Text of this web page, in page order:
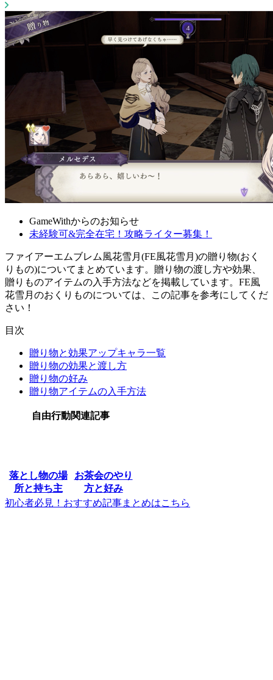
GameWithからのお知らせ
未経験可&完全在宅！攻略ライター募集！
ファイアーエムブレム風花雪月(FE風花雪月)の贈り物(おく
りもの)についてまとめています。贈り物の渡し方や効果、
贈りものアイテムの入手方法などを掲載しています。FE風
花雪月のおくりものについては、この記事を参考にしてくだ
さい！
目次
贈り物と効果アップキャラ一覧
贈り物の効果と渡し方
贈り物の好み
贈り物アイテムの入手方法
自由行動関連記事
落とし物の場
所と持ち主
お茶会のやり
方と好み
初心者必見！おすすめ記事まとめはこちら